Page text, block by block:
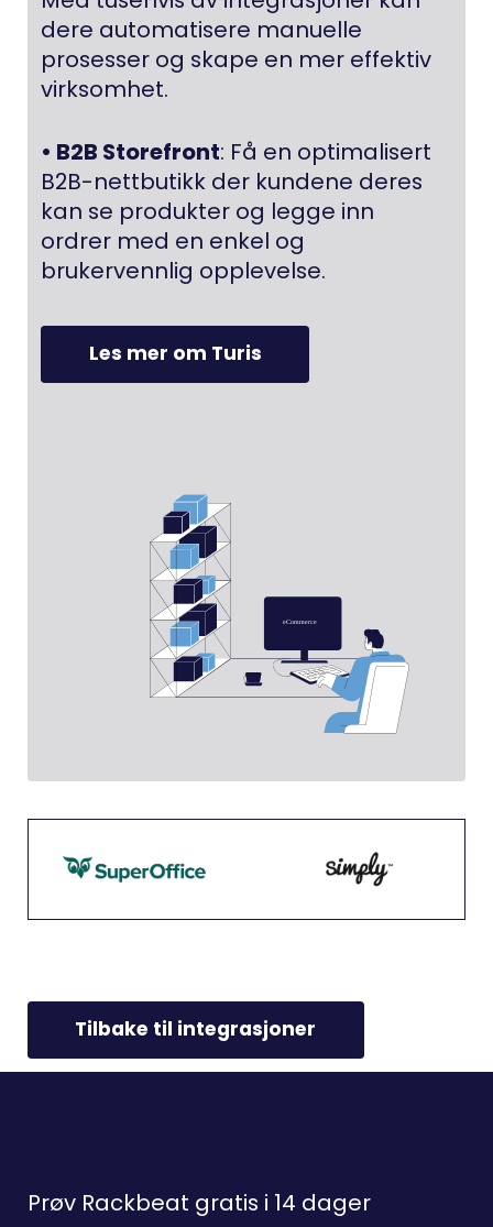
dere automatisere manuelle
prosesser og skape en mer effektiv
virksomhet.
• B2B Storefront: Få en optimalisert
B2B-nettbutikk der kundene deres
kan se produkter og legge inn
ordrer med en enkel og
brukervennlig opplevelse.
Les mer om Turis
Tilbake til integrasjoner
Prøv Rackbeat gratis i 14 dager